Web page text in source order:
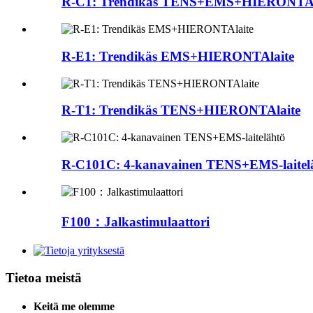
R-E1: Trendikäs EMS+HIERONTAlaite
R-T1: Trendikäs TENS+HIERONTAlaite
R-C101C: 4-kanavainen TENS+EMS-
F100：Jalkastimulaattori
Tietoa meistä
Keitä me olemme